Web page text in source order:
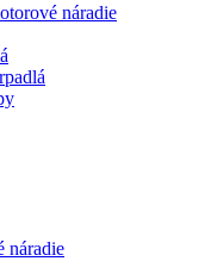
náradie
náradie